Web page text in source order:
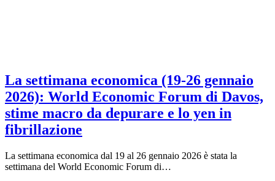
La settimana economica (19-26 gennaio
2026): World Economic Forum di Davos,
stime macro da depurare e lo yen in
fibrillazione
La settimana economica dal 19 al 26 gennaio 2026 è stata la
settimana del World Economic Forum di…